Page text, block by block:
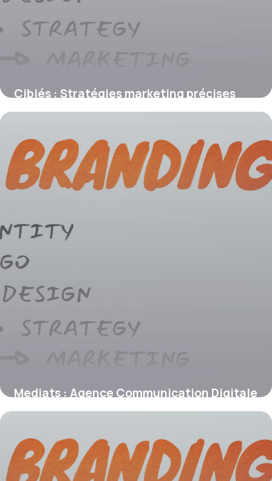
Ciblés : Stratégies marketing précises
2026
Mediats : Agence Communication Digitale
17 juin 2026